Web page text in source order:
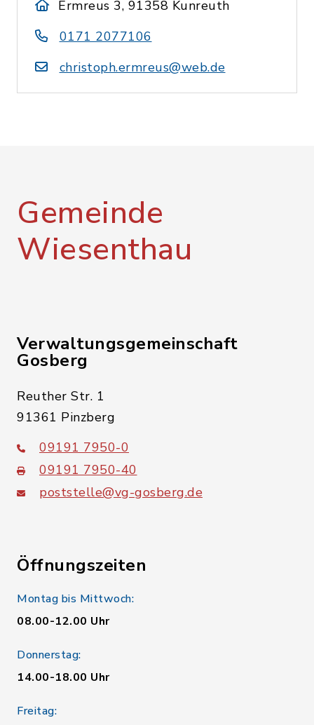
Ermreus 3, 91358 Kunreuth
0171 2077106
christoph.ermreus@web.de
Gemeinde
Wiesenthau
Verwaltungsgemeinschaft
Gosberg
Reuther Str. 1
91361 Pinzberg
09191 7950-0
09191 7950-40
poststelle@vg-gosberg.de
Öffnungszeiten
Montag bis Mittwoch:
08.00-12.00 Uhr
Donnerstag:
14.00-18.00 Uhr
Freitag: